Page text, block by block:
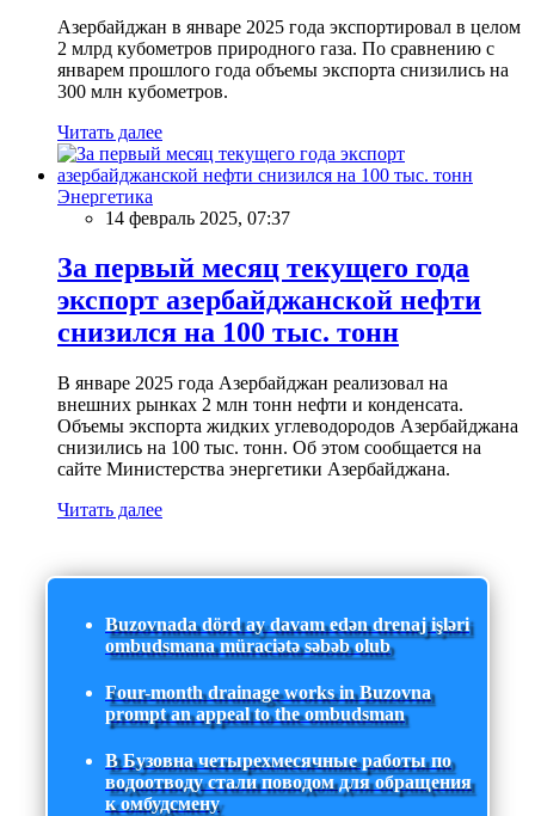
Азербайджан в январе 2025 года экспортировал в целом
2 млрд кубометров природного газа. По сравнению с
январем прошлого года объемы экспорта снизились на
300 млн кубометров.
Читать далее
Энергетика
14 февраль 2025, 07:37
За первый месяц текущего года
экспорт азербайджанской нефти
снизился на 100 тыс. тонн
В январе 2025 года Азербайджан реализовал на
внешних рынках 2 млн тонн нефти и конденсата.
Объемы экспорта жидких углеводородов Азербайджана
снизились на 100 тыс. тонн. Об этом сообщается на
сайте Министерства энергетики Азербайджана.
Читать далее
Buzovnada dörd ay davam edən drenaj işləri
ombudsmana müraciətə səbəb olub
Four-month drainage works in Buzovna
prompt an appeal to the ombudsman
В Бузовна четырехмесячные работы по
водоотводу стали поводом для обращения
к омбудсмену